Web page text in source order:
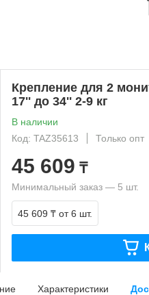
Крепление для 2
17'' до 34'' 2-9 кг
В наличии
Код: TAZ35613
Только опт
45 609 ₸
Минимальный заказ — 5 шт.
45 609 ₸ от 6 шт.
Характеристики